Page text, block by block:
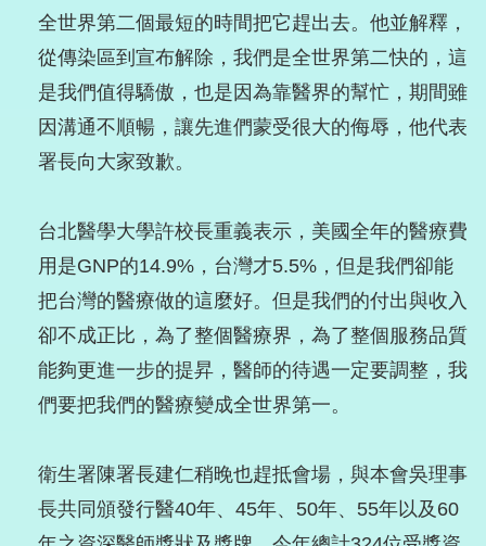
全世界第二個最短的時間把它趕出去。他並解釋，
從傳染區到宣布解除，我們是全世界第二快的，這
是我們值得驕傲，也是因為靠醫界的幫忙，期間雖
因溝通不順暢，讓先進們蒙受很大的侮辱，他代表
署長向大家致歉。
台北醫學大學許校長重義表示，美國全年的醫療費
用是GNP的14.9%，台灣才5.5%，但是我們卻能
把台灣的醫療做的這麼好。但是我們的付出與收入
卻不成正比，為了整個醫療界，為了整個服務品質
能夠更進一步的提昇，醫師的待遇一定要調整，我
們要把我們的醫療變成全世界第一。
衛生署陳署長建仁稍晚也趕抵會場，與本會吳理事
長共同頒發行醫40年、45年、50年、55年以及60